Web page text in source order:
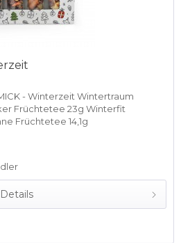
- Winterzeit Wintertraum
Früchtetee 23g Winterfit
Früchtetee 14,1g
Details